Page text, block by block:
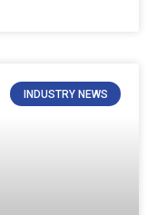
INDUSTRY NEWS